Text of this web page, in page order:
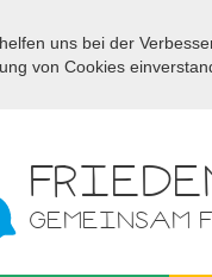
uns bei der
von Cookies
GEMEINSAM